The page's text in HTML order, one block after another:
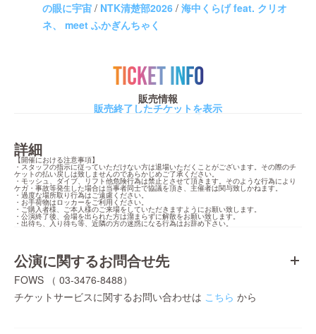
の眼に宇宙 / NTK清楚部2026 / 海中くらげ feat. クリオ
ネ、 meet ふかぎんちゃく
TICKET INFO
販売情報
販売終了したチケットを表示
詳細
【開催における注意事項】
・スタッフの指示に従っていただけない方は退場いただくことがございます。その際のチ
ケットの払い戻しは致しませんのであらかじめご了承ください。
・モッシュ、ダイブ、リフト他危険行為は禁止とさせて頂きます。そのような行為により
ケガ・事故等発生した場合は当事者同士で協議を頂き、主催者は関与致しかねます。
・過度な場所取り行為はご遠慮ください。
・お手荷物はロッカーをご利用ください。
・ご購入者様、ご本人様のご来場をしていただきますようにお願い致します。
・公演終了後、会場を出られた方は溜まらずに解散をお願い致します。
・出待ち、入り待ち等、近隣の方の迷惑になる行為はお辞め下さい。
公演に関するお問合せ先
FOWS （ 03-3476-8488）
チケットサービスに関するお問い合わせは こちら から